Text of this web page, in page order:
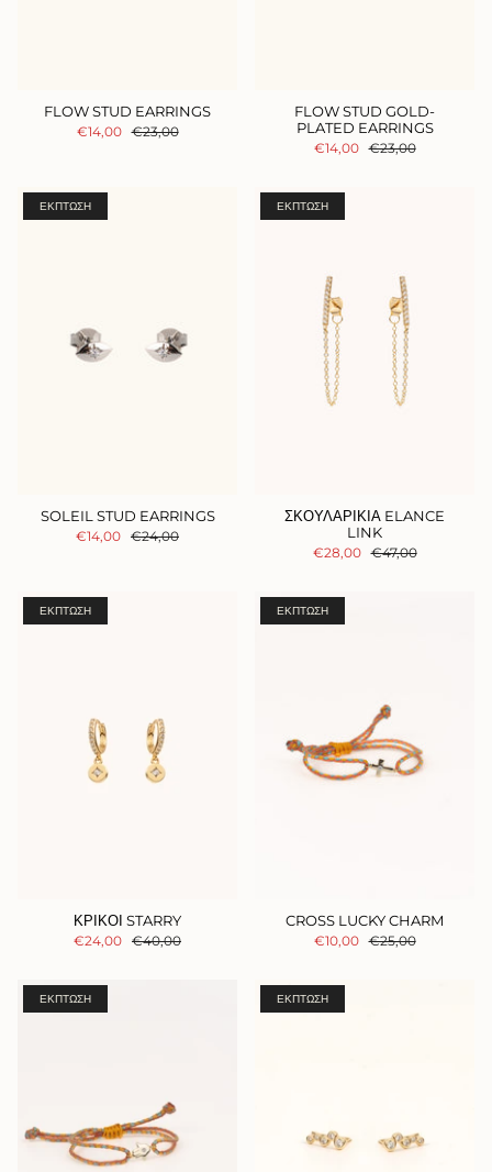
FLOW STUD EARRINGS
€14,00 €23,00
FLOW STUD GOLD-
PLATED EARRINGS
€14,00 €23,00
ΈΚΠΤΩΣΗ
SOLEIL STUD EARRINGS
€14,00 €24,00
ΈΚΠΤΩΣΗ
ΣΚΟΥΛΑΡΙΚΙΑ ELANCE
LINK
€28,00 €47,00
ΈΚΠΤΩΣΗ
ΚΡΙΚΟΙ STARRY
€24,00 €40,00
ΈΚΠΤΩΣΗ
CROSS LUCKY CHARM
€10,00 €25,00
ΈΚΠΤΩΣΗ ΈΚΠΤΩΣΗ